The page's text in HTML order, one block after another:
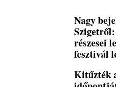
Nagy
részesei
fesztivál
Kitűzték